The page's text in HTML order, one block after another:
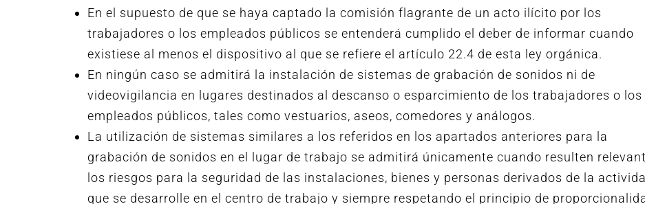
En el supuesto de que se haya captado la comisión flagrante de un acto ilícito por los
trabajadores o los empleados públicos se entenderá cumplido el deber de informar cuando
existiese al menos el dispositivo al que se refiere el artículo 22.4 de esta ley orgánica.
En ningún caso se admitirá la instalación de sistemas de grabación de sonidos ni de
videovigilancia en lugares destinados al descanso o esparcimiento de los trabajadores o los
empleados públicos, tales como vestuarios, aseos, comedores y análogos.
La utilización de sistemas similares a los referidos en los apartados anteriores para la
grabación de sonidos en el lugar de trabajo se admitirá únicamente cuando resulten
los riesgos para la seguridad de las instalaciones, bienes y personas derivados de la
que se desarrolle en el centro de trabajo y siempre respetando el principio de